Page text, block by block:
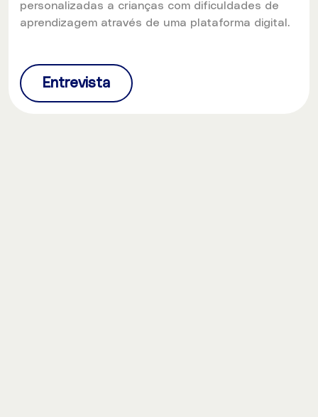
personalizadas a crianças com dificuldades de
aprendizagem através de uma plataforma digital.
Entrevista